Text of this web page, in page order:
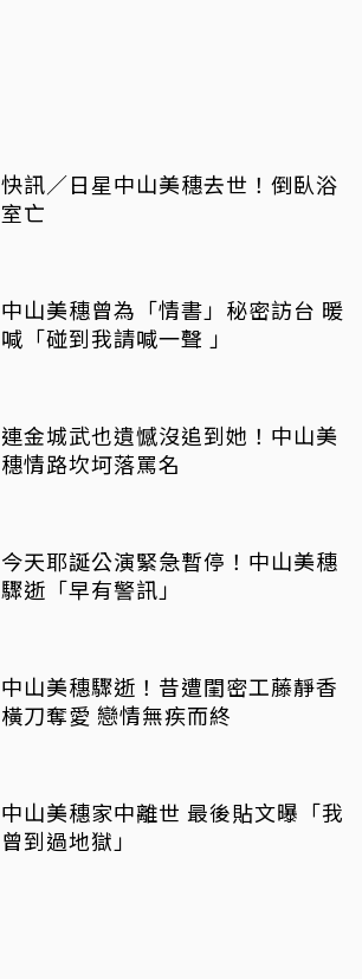
快訊／日星中山美穗去世！倒臥浴
室亡
中山美穗曾為「情書」秘密訪台 暖
喊「碰到我請喊一聲 」
連金城武也遺憾沒追到她！中山美
穗情路坎坷落罵名
今天耶誕公演緊急暫停！中山美穗
驟逝「早有警訊」
中山美穗驟逝！昔遭閨密工藤靜香
橫刀奪愛 戀情無疾而終
中山美穗家中離世 最後貼文曝「我
曾到過地獄」